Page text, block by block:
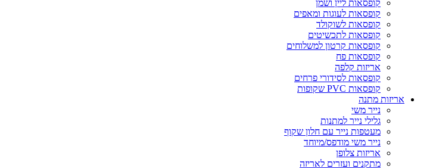
קופסאות ליין ושמן
קופסאות לעוגות ומאפים
קופסאות לשוקולד
קופסאות לתכשיטים
קופסאות קרטון למשלוחים
קופסאות פח
אריזות קלפה
קופסאות לסידורי פרחים
קופסאות PVC שקופות
אריזות מתנה
נייר משי
גלילי נייר למתנות
מעטפות נייר עם חלון שקוף
נייר משי מודפס/מיוחד
אריזות צלופן
מתקנים ועזרים לאריזה